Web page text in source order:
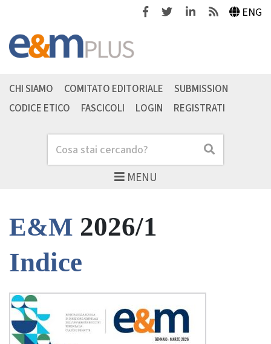
FacebookTwitterLinkedinFeeds ENG
MENU
Cerca Cerca
CHI SIAMO COMITATO EDITORIALE
SUBMISSION
CODICE ETICO
FASCICOLI LOGIN REGISTRATI
E&M 2026/1
Indice